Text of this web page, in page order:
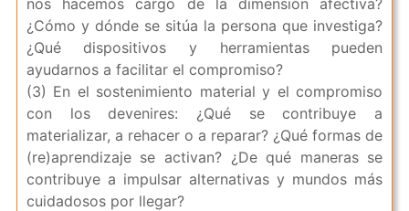
nos hacemos cargo de la dimensión afectiva?
¿Cómo y dónde se sitúa la persona que investiga?
¿Qué dispositivos y herramientas pueden
ayudarnos a facilitar el compromiso?
(3) En el sostenimiento material y el compromiso
con los devenires: ¿Qué se contribuye a
materializar, a rehacer o a reparar? ¿Qué formas de
(re)aprendizaje se activan? ¿De qué maneras se
contribuye a impulsar alternativas y mundos más
cuidadosos por llegar?